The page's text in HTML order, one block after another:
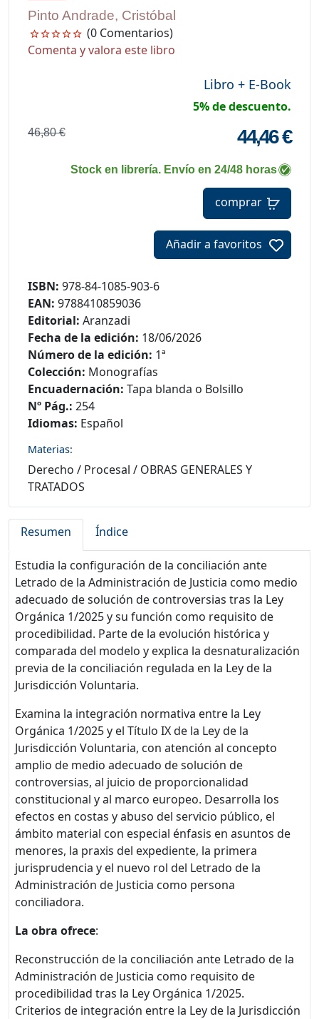
Pinto Andrade, Cristóbal
(0 Comentarios)
Comenta y valora este libro
Libro + E-Book
5% de descuento.
46,80 € 44,46 €
Stock en librería. Envío en 24/48 horas
comprar
Añadir a favoritos
ISBN: 978-84-1085-903-6
EAN: 9788410859036
Editorial: Aranzadi
Fecha de la edición: 18/06/2026
Número de la edición: 1ª
Colección: Monografías
Encuadernación: Tapa blanda o Bolsillo
Nº Pág.: 254
Idiomas: Español
Materias:
Derecho / Procesal / OBRAS GENERALES Y
TRATADOS
Resumen Índice
Estudia la configuración de la conciliación ante
Letrado de la Administración de Justicia como medio
adecuado de solución de controversias tras la Ley
Orgánica 1/2025 y su función como requisito de
procedibilidad. Parte de la evolución histórica y
comparada del modelo y explica la desnaturalización
previa de la conciliación regulada en la Ley de la
Jurisdicción Voluntaria.
Examina la integración normativa entre la Ley
Orgánica 1/2025 y el Título IX de la Ley de la
Jurisdicción Voluntaria, con atención al concepto
amplio de medio adecuado de solución de
controversias, al juicio de proporcionalidad
constitucional y al marco europeo. Desarrolla los
efectos en costas y abuso del servicio público, el
ámbito material con especial énfasis en asuntos de
menores, la praxis del expediente, la primera
jurisprudencia y el nuevo rol del Letrado de la
Administración de Justicia como persona
conciliadora.
La obra ofrece:
Reconstrucción de la conciliación ante Letrado de la
Administración de Justicia como requisito de
procedibilidad tras la Ley Orgánica 1/2025.
Criterios de integración entre la Ley de la Jurisdicción